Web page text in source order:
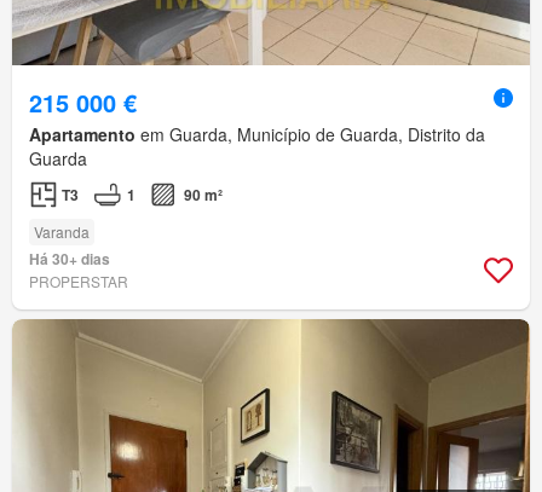
215 000 €
Apartamento em Guarda, Município de Guarda, Distrito da
Guarda
T3 1 90 m²
Varanda
Há 30+ dias
PROPERSTAR